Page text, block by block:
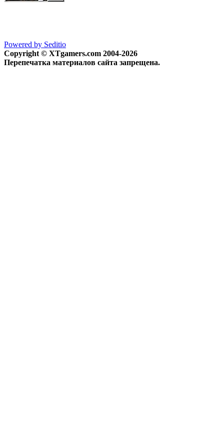
Powered by Seditio
Copyright © XTgamers.com 2004-2026
Перепечатка материалов сайта запрещена.